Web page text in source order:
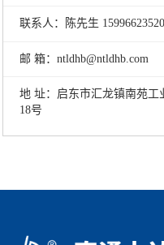
联系人：陈先生 15996623520
邮 箱：ntldhb@ntldhb.com
地 址：启东市汇龙镇南苑工
18号